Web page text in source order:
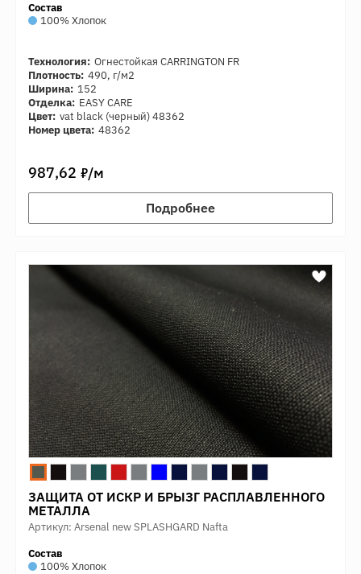
Состав
100% Хлопок
Технология: Огнестойкая CARRINGTON FR
Плотность: 490, г/м2
Ширина: 152
Отделка: EASY CARE
Цвет: vat black (черный) 48362
Номер цвета: 48362
987,62 7/м
Подробнее
ЗАЩИТА ОТ ИСКР И БРЫЗГ РАСПЛАВЛЕННОГО
МЕТАЛЛА
Артикул: Arsenal new SPLASHGARD Nafta
Состав
100% Хлопок